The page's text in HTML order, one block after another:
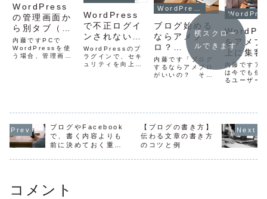
WordPress
の管理画面か
ら別タブ（ウ
ィンドウ）で
サイトを開く
カスタマイズ
内藤ですPCで
WordPressを使
う場合、管理画面
す。これをクリッ
クすると、実際の
サイトが表示でき
るのですが、同
WordPress
で不正ログイ
ンされないた
めに
WordPressのプ
ラグインで、セキ
ュリティを向上さ
です。
WordPressのロ
グインページの
URLを自動的に変
ブログ始める
ならアメブ
ロ？
WordPress
？ それぞれ
のメリットと
内藤です「ブログ
するならアメブロ
がいいの？ それ
メブロ以外にも無
は沢山あります
が、特にアメブロ
を使う人は多いで
アメブロと
をアメブ
上に集
るブログ
るための
内藤ですア
は今でも使
るユーザー
いましたか
かし一方で
ロから
横スクロー
ルできます
ブログやFacebook
で、書く内容よりも
前に決めておく重要
【ブログの書き方】
伝わる文章の書き方
のコツと例
コメント